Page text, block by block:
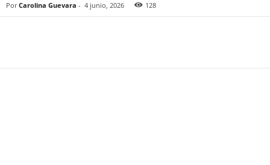
Por Carolina Guevara - 4 junio, 2026 128